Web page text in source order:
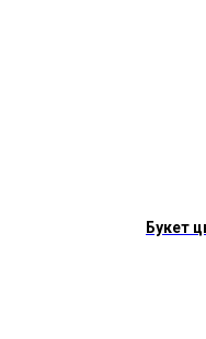
Букет